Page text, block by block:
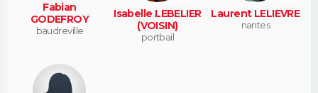
Fabian
GODEFROY
baudreville
Isabelle LEBELIER
(VOISIN)
portbail
Laurent LELIEVRE
nantes